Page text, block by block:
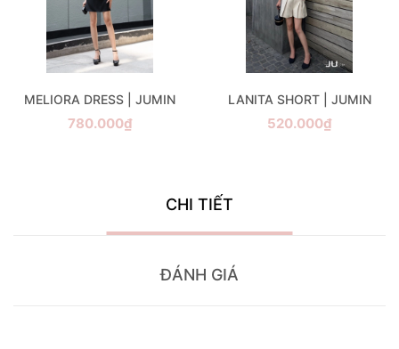
MELIORA DRESS | JUMIN
780.000₫
LANITA SHORT | JUMIN
520.000₫
CHI TIẾT
ĐÁNH GIÁ